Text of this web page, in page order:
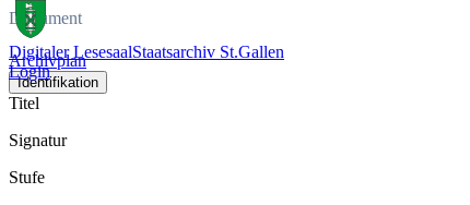
Digitaler LesesaalStaatsarchiv St.Gallen
Login
Dokument
Archivplan
Identifikation
Titel
Signatur
Stufe